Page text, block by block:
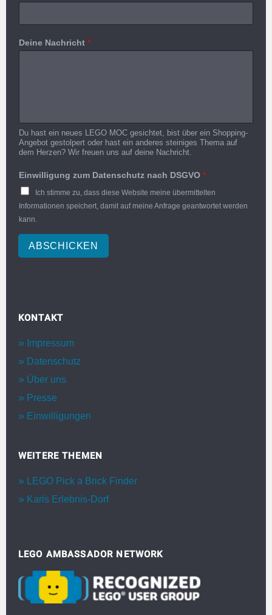
Deine Nachricht *
Du hast ein neues LEGO MOC gesichtet, bist über ein Shopping-
Angebot gestolpert oder hast ein anderes steiniges Thema auf
dem Herzen? Wir freuen uns auf deine Nachricht.
Einwilligung zum Datenschutz nach DSGVO *
Ich stimme zu, dass diese Website meine übermittelten
Informationen speichert, damit auf meine Anfrage geantwortet werden
kann.
ABSCHICKEN
KONTAKT
Impressum
Datenschutz
Über uns
Presse
Einwilligungen
WEITERE THEMEN
LEGO Pick a Brick Finder
Karls Erlebnis-Dorf
LEGO AMBASSADOR NETWORK